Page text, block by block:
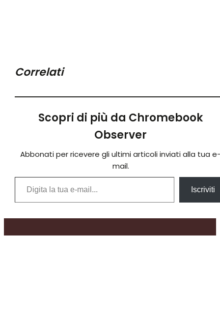
Correlati
Scopri di più da Chromebook
Observer
Abbonati per ricevere gli ultimi articoli inviati alla tua
mail.
Digita la tua e-mail...
Iscriviti